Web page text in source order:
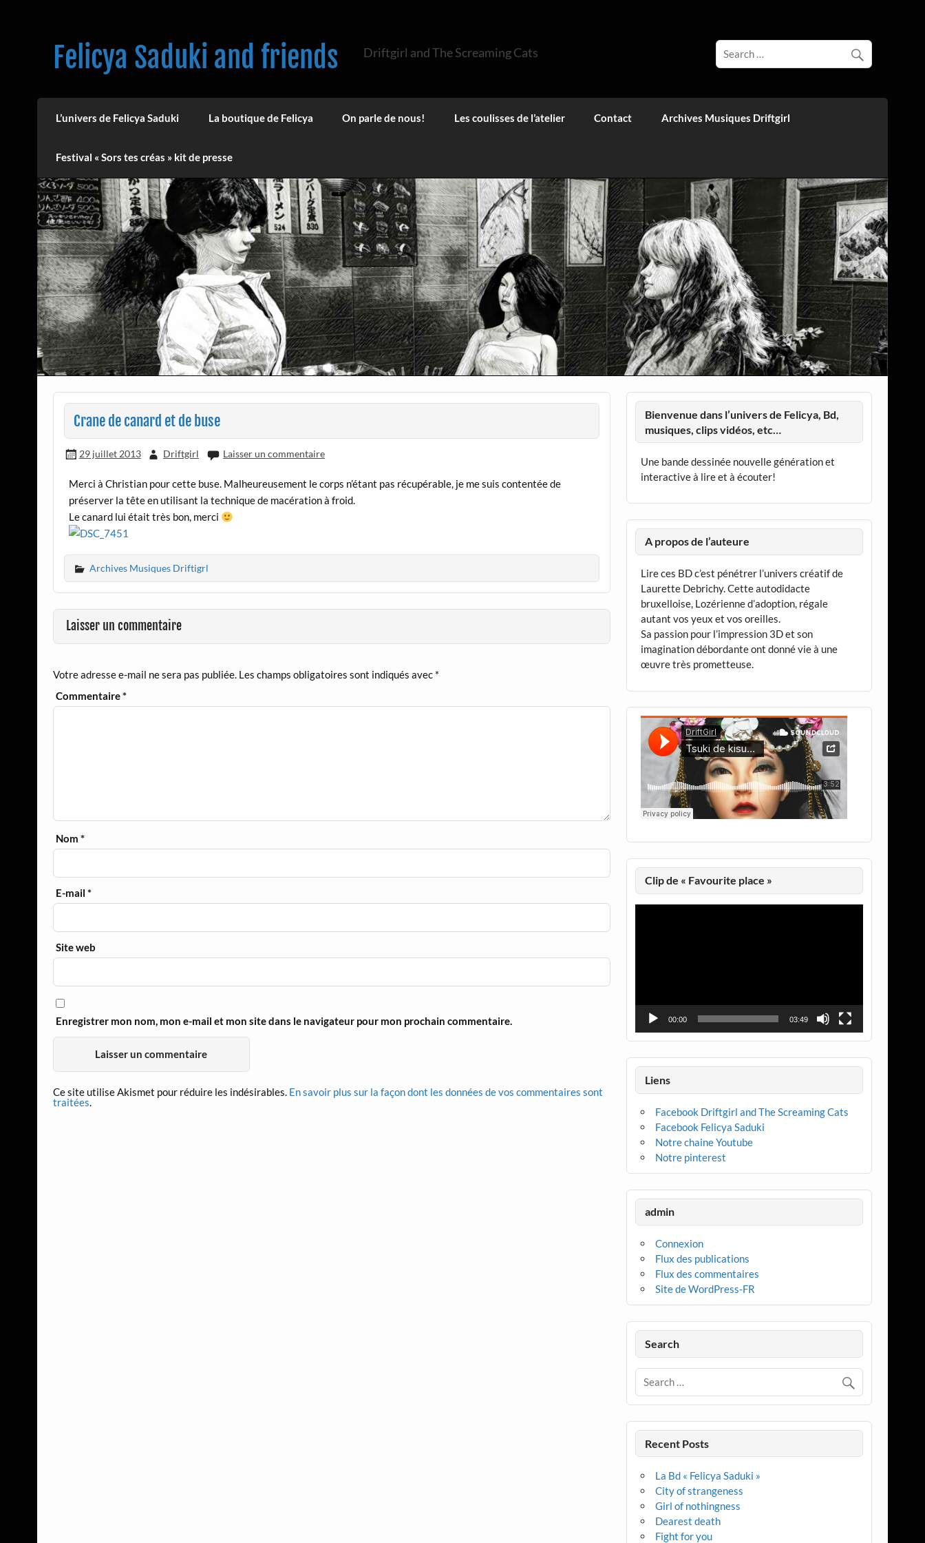
Felicya Saduki and friends Driftgirl and The Screaming Cats
L’univers de Felicya Saduki La boutique de Felicya On parle de nous! Les coulisses de l’atelier Contact Archives Musiques Driftgirl
Festival « Sors tes créas » kit de presse
Crane de canard et de buse
29 juillet 2013 Driftgirl Laisser un commentaire
Merci à Christian pour cette buse. Malheureusement le corps n’étant pas récupérable, je me suis contentée de
préserver la tête en utilisant la technique de macération à froid.
Le canard lui était très bon, merci
Archives Musiques Driftigrl
Laisser un commentaire
Votre adresse e-mail ne sera pas publiée. Les champs obligatoires sont indiqués avec *
Commentaire*
Nom*
E-mail*
Site web
Enregistrer mon nom, mon e-mail et mon site dans le navigateur pour mon prochain commentaire.
Ce site utilise Akismet pour réduire les indésirables. En savoir plus sur la façon dont les données de vos commentaires sont
traitées.
Bienvenue dans l’univers de Felicya, Bd,
musiques, clips vidéos, etc…
Une bande dessinée nouvelle génération et
interactive à lire et à écouter!
A propos de l’auteure
Lire ces BD c’est pénétrer l’univers créatif de
Laurette Debrichy. Cette autodidacte
bruxelloise, Lozérienne d’adoption, régale
autant vos yeux et vos oreilles.
Sa passion pour l’impression 3D et son
imagination débordante ont donné vie à une
œuvre très prometteuse.
Clip de « Favourite place »
Lecteur
00:00 03:49
Liens
Facebook Driftgirl and The Screaming Cats
Facebook Felicya Saduki
Notre chaine Youtube
Notre pinterest
admin
Connexion
Flux des publications
Flux des commentaires
Site de WordPress-FR
Search
Recent Posts
La Bd « Felicya Saduki »
City of strangeness
Girl of nothingness
Dearest death
Fight for you